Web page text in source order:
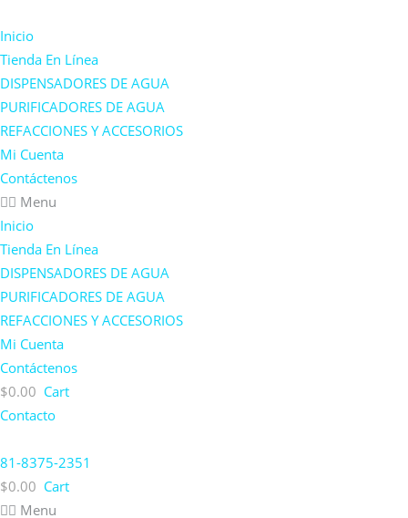
Inicio
Tienda En Línea
DISPENSADORES DE AGUA
PURIFICADORES DE AGUA
REFACCIONES Y ACCESORIOS
Mi Cuenta
Contáctenos
Menu
Inicio
Tienda En Línea
DISPENSADORES DE AGUA
PURIFICADORES DE AGUA
REFACCIONES Y ACCESORIOS
Mi Cuenta
Contáctenos
$0.00 Cart
Contacto
81-8375-2351
$0.00 Cart
Menu